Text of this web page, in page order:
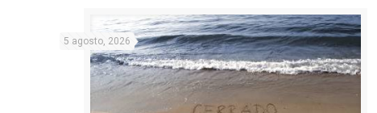
5 agosto, 2026